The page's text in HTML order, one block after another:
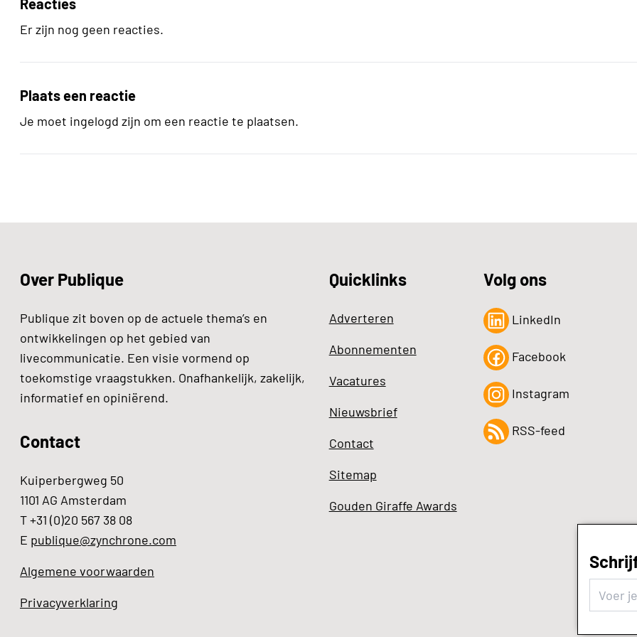
Reacties
Er zijn nog geen reacties.
Plaats een reactie
Je moet ingelogd zijn om een reactie te plaatsen.
Over Publique
Publique zit boven op de actuele thema’s en
ontwikkelingen op het gebied van
livecommunicatie. Een visie vormend op
toekomstige vraagstukken. Onafhankelijk, zakelijk,
informatief en opiniërend.
Contact
Kuiperbergweg 50
1101 AG Amsterdam
T +31 (0)20 567 38 08
E publique@zynchrone.com
Algemene voorwaarden
Privacyverklaring
Quicklinks
Adverteren
Abonnementen
Vacatures
Nieuwsbrief
Contact
Sitemap
Gouden Giraffe Awards
Volg ons
LinkedIn
Facebook
Instagram
RSS-feed